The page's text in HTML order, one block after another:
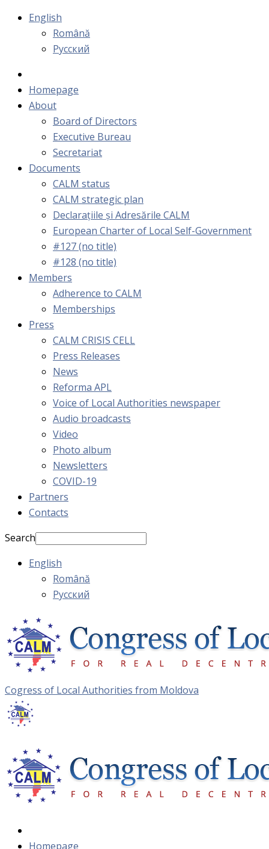
English
Română
Русский
Homepage
About
Board of Directors
Executive Bureau
Secretariat
Documents
CALM status
CALM strategic plan
Declarațiile și Adresările CALM
European Charter of Local Self-Government
#127 (no title)
#128 (no title)
Members
Adherence to CALM
Memberships
Press
CALM CRISIS CELL
Press Releases
News
Reforma APL
Voice of Local Authorities newspaper
Audio broadcasts
Video
Photo album
Newsletters
COVID-19
Partners
Contacts
Search
English
Română
Русский
Cogress of Local Authorities from Moldova
Homepage